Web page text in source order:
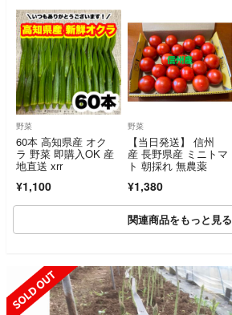
野菜
60本 高知県産 オク
ラ 野菜 即購入OK 産
地直送 xrr
¥1,100
野菜
【当日発送】 信州
産 長野県産 ミニトマ
ト 朝採れ 無農薬
¥1,380
関連商品をもっと見る
SOLD OUT